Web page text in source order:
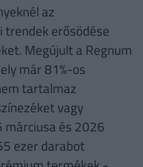
az
erősödése
Megújult a Regnum
már 81%-os
tartalmaz
vagy
és 2026
ezer darabot